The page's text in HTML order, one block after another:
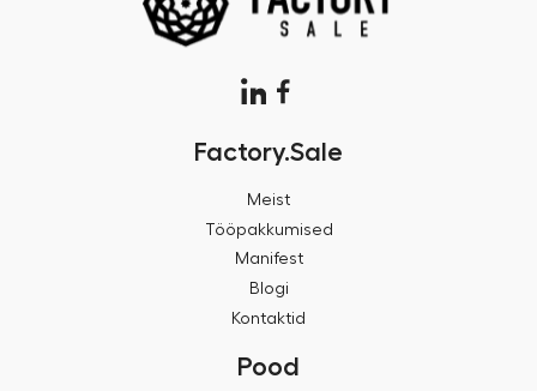
Factory.Sale
Meist
Tööpakkumised
Manifest
Blogi
Kontaktid
Pood